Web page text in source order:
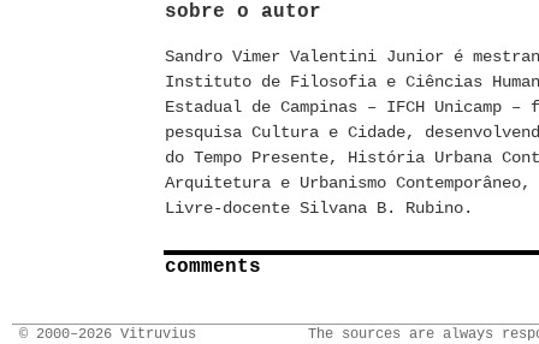
sobre o autor
Sandro Vimer Valentini Junior é
Instituto de Filosofia e Ciências
Estadual de Campinas – IFCH Unicamp
pesquisa Cultura e Cidade,
do Tempo Presente, História Urbana
Arquitetura e Urbanismo
Livre-docente Silvana B. Rubino.
comments
© 2000–2026 Vitruvius
The sources are always